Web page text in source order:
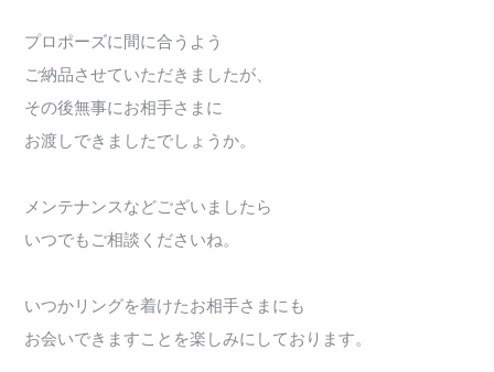
プロポーズに間に合うよう
ご納品させていただきましたが、
その後無事にお相手さまに
お渡しできましたでしょうか。
メンテナンスなどございましたら
いつでもご相談くださいね。
いつかリングを着けたお相手さまにも
お会いできますことを楽しみにしております。